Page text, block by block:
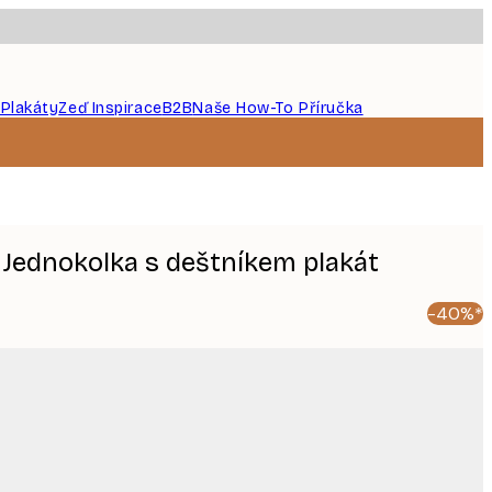
Zeď InspiraceB2BNaše How-To Příručka
s deštníkem plakát
-40%*